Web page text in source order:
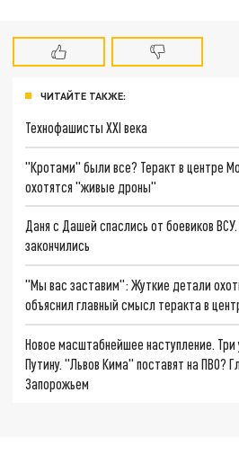
ЧИТАЙТЕ ТАКЖЕ:
Технофашисты XXI века
"Кротами" были все? Теракт в центре
охотятся "живые дроны"
Даня с Дашей спаслись от боевиков
закончились
"Мы вас заставим": Жуткие детали
объяснил главный смысл теракта в
Новое масштабнейшее наступление. Три
Путину. "Львов Кима" поставят на ПВО?
Запорожьем